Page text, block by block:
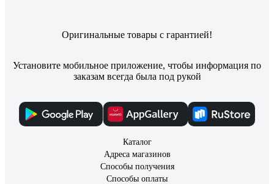
Оригинальные товары с гарантией!
Установите мобильное приложение, чтобы информация по
заказам всегда была под рукой
Каталог
Адреса магазинов
Способы получения
Способы оплаты